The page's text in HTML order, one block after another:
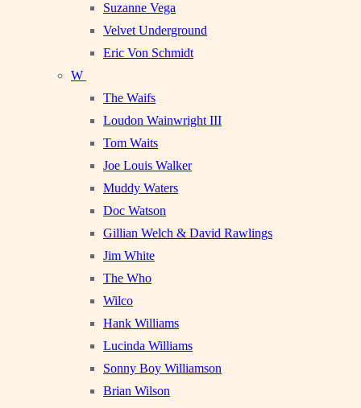
Suzanne Vega
Velvet Underground
Eric Von Schmidt
W
The Waifs
Loudon Wainwright III
Tom Waits
Joe Louis Walker
Muddy Waters
Doc Watson
Gillian Welch & David Rawlings
Jim White
The Who
Wilco
Hank Williams
Lucinda Williams
Sonny Boy Williamson
Brian Wilson